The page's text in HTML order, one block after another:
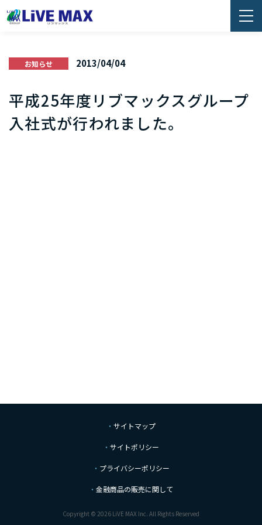
お知らせ 2013/04/04
平成25年度リブマックスグループ
入社式が行われました。
サイトマップ
サイトポリシー
プライバシーポリシー
金融商品の販売に関して
Copyright © 2026 LiVE MAX Inc. All Rights Reserved